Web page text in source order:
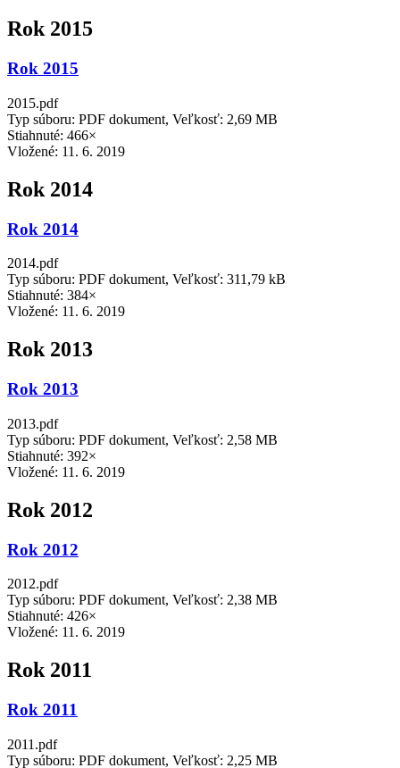
Rok 2015
Rok 2015
2015.pdf
Typ súboru: PDF dokument, Veľkosť: 2,69 MB
Stiahnuté: 466×
Vložené: 11. 6. 2019
Rok 2014
Rok 2014
2014.pdf
Typ súboru: PDF dokument, Veľkosť: 311,79 kB
Stiahnuté: 384×
Vložené: 11. 6. 2019
Rok 2013
Rok 2013
2013.pdf
Typ súboru: PDF dokument, Veľkosť: 2,58 MB
Stiahnuté: 392×
Vložené: 11. 6. 2019
Rok 2012
Rok 2012
2012.pdf
Typ súboru: PDF dokument, Veľkosť: 2,38 MB
Stiahnuté: 426×
Vložené: 11. 6. 2019
Rok 2011
Rok 2011
2011.pdf
Typ súboru: PDF dokument, Veľkosť: 2,25 MB